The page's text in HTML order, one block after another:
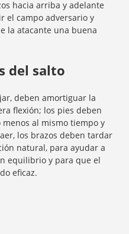
hacia arriba y adelante
el campo adversario y
la atacante una buena
del salto
deben amortiguar la
flexión; los pies deben
al mismo tiempo y
los brazos deben tardar
natural, para ayudar a
equilibrio y para que el
eficaz.